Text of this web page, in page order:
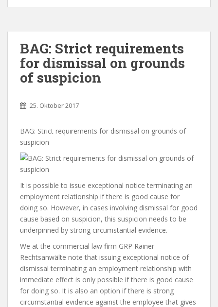
BAG: Strict requirements
for dismissal on grounds
of suspicion
25. Oktober 2017
BAG: Strict requirements for dismissal on grounds of
suspicion
It is possible to issue exceptional notice terminating an
employment relationship if there is good cause for
doing so. However, in cases involving dismissal for good
cause based on suspicion, this suspicion needs to be
underpinned by strong circumstantial evidence.
We at the commercial law firm GRP Rainer
Rechtsanwälte note that issuing exceptional notice of
dismissal terminating an employment relationship with
immediate effect is only possible if there is good cause
for doing so. It is also an option if there is strong
circumstantial evidence against the employee that gives